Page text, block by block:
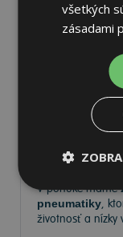
Vyberte si kvalitné
a úspornú jazdu.
pneumatík pre
Michelin,Pirelli
V ponuke máme
pneumatiky,
životnosť a nízky
všetkých
zásadami